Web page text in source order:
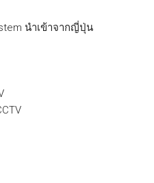
นำเข้าจากญี่ปุ่น